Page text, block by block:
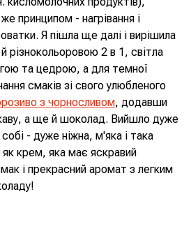
принципом - нагрівання і
Я пішла ще далі і вирішила
різнокольоровою 2 в 1, світла
та цедрою, а для темної
смаків зі свого улюбленого
з чорносливом, додавши
а ще й шоколад. Вийшло дуже
- дуже ніжна, м'яка і така
крем, яка має яскравий
і прекрасний аромат з легким